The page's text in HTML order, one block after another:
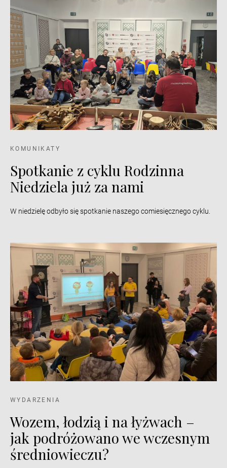
KOMUNIKATY
Spotkanie z cyklu Rodzinna
Niedziela już za nami
W niedzielę odbyło się spotkanie naszego comiesięcznego cyklu.
WYDARZENIA
Wozem, łodzią i na łyżwach –
jak podróżowano we wczesnym
średniowieczu?